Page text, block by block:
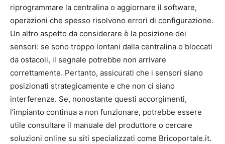
riprogrammare la centralina o aggiornare il software,
operazioni che spesso risolvono errori di configurazione.
Un altro aspetto da considerare è la posizione dei
sensori: se sono troppo lontani dalla centralina o bloccati
da ostacoli, il segnale potrebbe non arrivare
correttamente. Pertanto, assicurati che i sensori siano
posizionati strategicamente e che non ci siano
interferenze. Se, nonostante questi accorgimenti,
l’impianto continua a non funzionare, potrebbe essere
utile consultare il manuale del produttore o cercare
soluzioni online su siti specializzati come Bricoportale.it.